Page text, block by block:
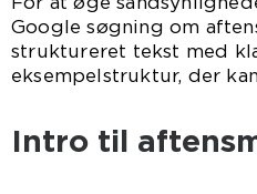
Google søgning om
struktureret tekst med
eksempelstruktur, der
Intro til